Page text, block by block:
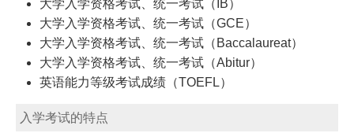
大学入学资格考试、统一考试（IB）
大学入学资格考试、统一考试（GCE）
大学入学资格考试、统一考试（Baccalaureat）
大学入学资格考试、统一考试（Abitur）
英语能力等级考试成绩（TOEFL）
入学考试的特点